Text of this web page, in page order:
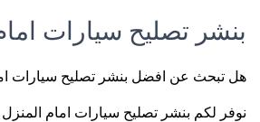
بنشر تصليح سيارات
هل تبحث عن افضل بنشر تصليح سيارات
نوفر لكم بنشر تصليح سيارات امام